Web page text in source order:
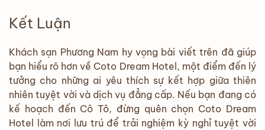
Kết Luận
Khách sạn Phương Nam hy vọng bài viết trên đã giúp
bạn hiểu rõ hơn về Coto Dream Hotel, một điểm đến lý
tưởng cho những ai yêu thích sự kết hợp giữa thiên
nhiên tuyệt vời và dịch vụ đẳng cấp. Nếu bạn đang có
kế hoạch đến Cô Tô, đừng quên chọn Coto Dream
Hotel làm nơi lưu trú để trải nghiệm kỳ nghỉ tuyệt vời